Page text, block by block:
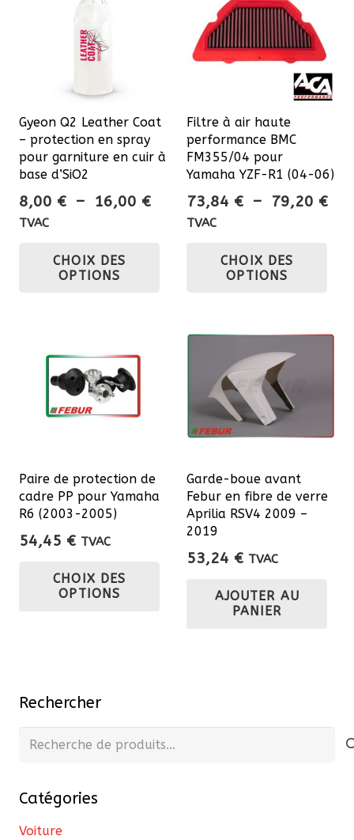
Gyeon Q2 Leather Coat
– protection en spray
pour garniture en cuir à
base d’SiO2
8,00 € – 16,00 €Plage
TVAC
CHOIX DES
OPTIONS
variations.
peuvent
choisies
page
produit
Filtre à air haute
performance BMC
FM355/04 pour
Yamaha YZF-R1 (04-06)
73,84 € – 79,20 €
TVAC
CHOIX DES
OPTIONS
Paire de protection de
cadre PP pour Yamaha
R6 (2003-2005)
54,45 € TVAC
CHOIX DES
OPTIONS
Garde-boue avant
Febur en fibre de verre
Aprilia RSV4 2009 –
2019
53,24 € TVAC
AJOUTER AU
PANIER
Rechercher
Recherche
Catégories
Voiture